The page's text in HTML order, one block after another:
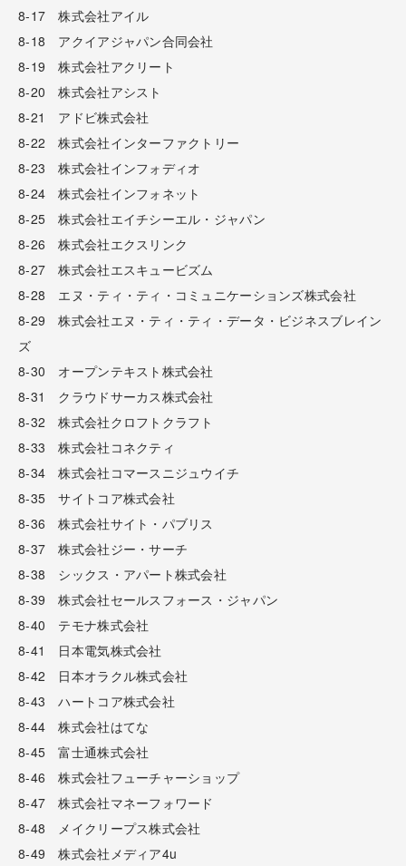
8-17 株式会社アイル
8-18 アクイアジャパン合同会社
8-19 株式会社アクリート
8-20 株式会社アシスト
8-21 アドビ株式会社
8-22 株式会社インターファクトリー
8-23 株式会社インフォディオ
8-24 株式会社インフォネット
8-25 株式会社エイチシーエル・ジャパン
8-26 株式会社エクスリンク
8-27 株式会社エスキュービズム
8-28 エヌ・ティ・ティ・コミュニケーションズ株式会社
8-29 株式会社エヌ・ティ・ティ・データ・ビジネスブレイン
ズ
8-30 オープンテキスト株式会社
8-31 クラウドサーカス株式会社
8-32 株式会社クロフトクラフト
8-33 株式会社コネクティ
8-34 株式会社コマースニジュウイチ
8-35 サイトコア株式会社
8-36 株式会社サイト・パブリス
8-37 株式会社ジー・サーチ
8-38 シックス・アパート株式会社
8-39 株式会社セールスフォース・ジャパン
8-40 テモナ株式会社
8-41 日本電気株式会社
8-42 日本オラクル株式会社
8-43 ハートコア株式会社
8-44 株式会社はてな
8-45 富士通株式会社
8-46 株式会社フューチャーショップ
8-47 株式会社マネーフォワード
8-48 メイクリープス株式会社
8-49 株式会社メディア4u